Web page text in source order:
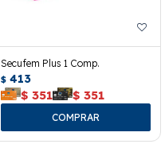
Secufem Plus 1 Comp.
$ 413
$ 351 $ 351